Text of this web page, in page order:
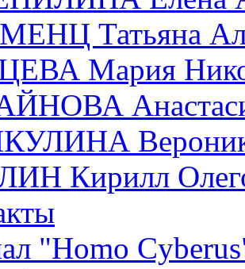
Татьяна
Мария
Кирилл
"Homo